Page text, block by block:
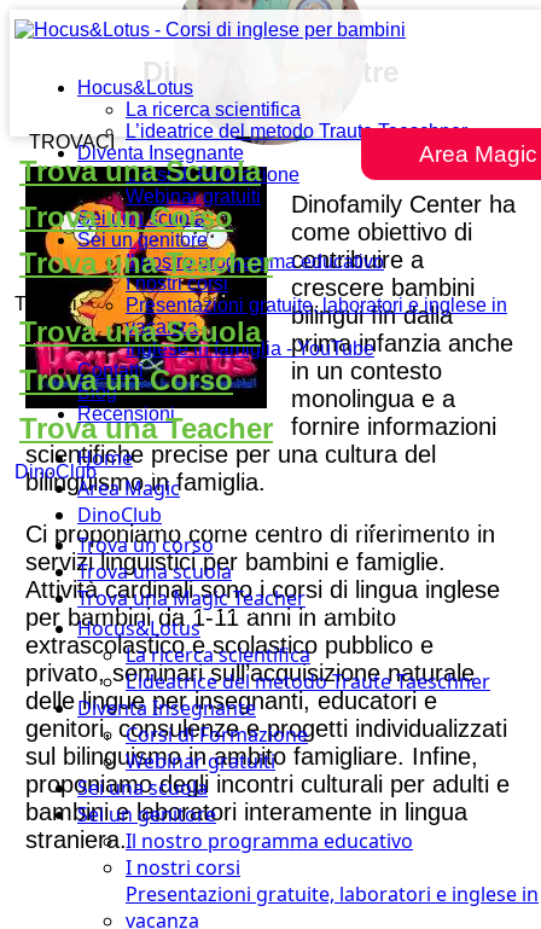
Hocus&Lotus
La ricerca scientifica
L’ideatrice del metodo Traute Taeschner
Diventa Insegnante
Corsi di Formazione
Webinar gratuiti
Sei una scuola
Sei un genitore
Il nostro programma educativo
I nostri corsi
Presentazioni gratuite, laboratori e inglese in
vacanza
Inglese in famiglia - YouTube
Contatti
Blog
Recensioni
Home
Area Magic
DinoClub
Trova un corso
Trova una scuola
Trova una Magic Teacher
Hocus&Lotus
La ricerca scientifica
L’ideatrice del metodo Traute Taeschner
Diventa Insegnante
Corsi di Formazione
Webinar gratuiti
Sei una scuola
Sei un genitore
Il nostro programma educativo
I nostri corsi
Presentazioni gratuite, laboratori e inglese in
vacanza
Area Magic
TROVACI
Trova una Scuola
Trova un Corso
Trova una Teacher
Trovaci
Trova una Scuola
Trova un Corso
Trova una Teacher
DinoClub
DinoFamily Centre
Dinofamily Center ha
come obiettivo di
contribuire a
crescere bambini
bilingui fin dalla
prima infanzia anche
in un contesto
monolingua e a
fornire informazioni
scientifiche precise per una cultura del
bilinguismo in famiglia.
Ci proponiamo come centro di riferimento in
servizi linguistici per bambini e famiglie.
Attività cardinali sono i corsi di lingua inglese
per bambini da 1-11 anni in ambito
extrascolastico e scolastico pubblico e
privato, seminari sull’acquisizione naturale
delle lingue per insegnanti, educatori e
genitori, consulenze e progetti individualizzati
sul bilinguismo in ambito famigliare. Infine,
proponiamo degli incontri culturali per adulti e
bambini e laboratori interamente in lingua
straniera.